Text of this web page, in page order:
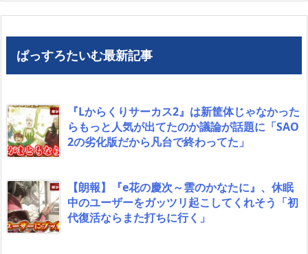
ぱっすろたいむ最新記事
『Lからくりサーカス2』は新筐体じゃなかった
らもっと人気が出てたのか議論が話題に「SAO
2の劣化版だから凡台で終わってた」
【朗報】『e花の慶次～雲のかなたに』、休眠
中のユーザーをガッツリ起こしてくれそう「初
代復活ならまた打ちに行く」